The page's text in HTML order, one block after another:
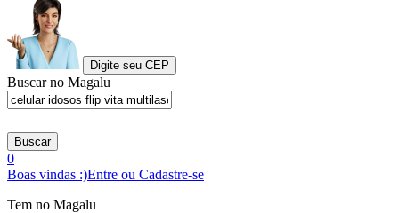
Digite seu CEP
Buscar no Magalu
Buscar
0
Boas vindas :)Entre ou Cadastre-se
Tem no Magalu